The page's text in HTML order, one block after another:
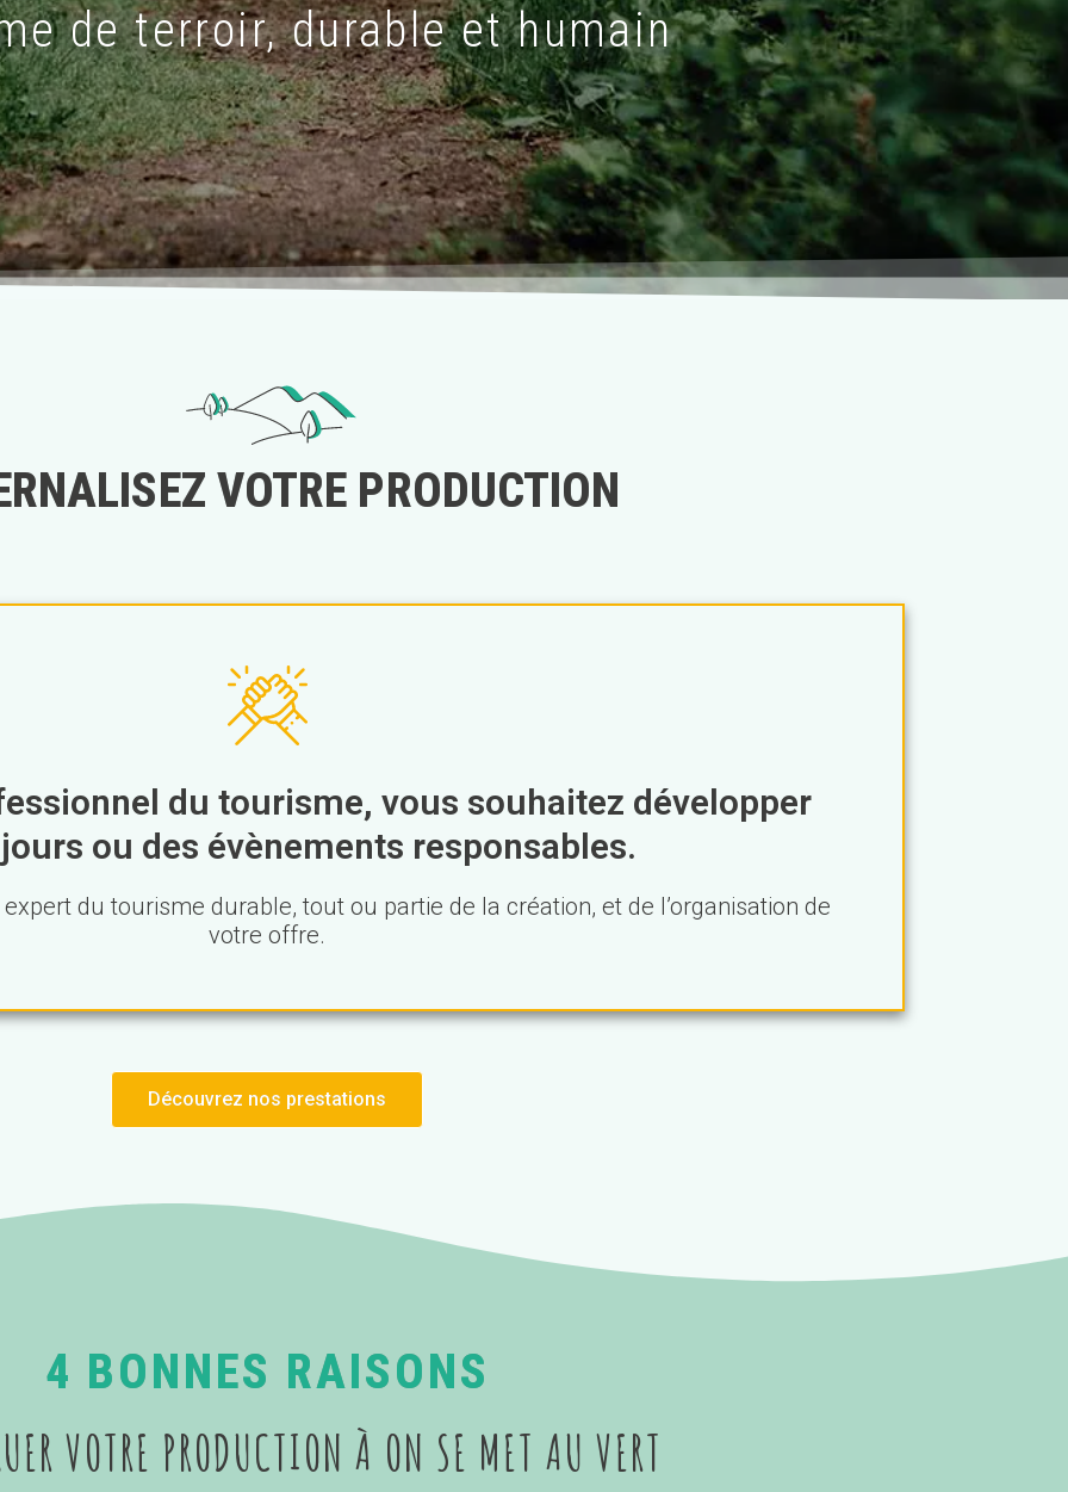
de terroir, durable et humain
VOTRE PRODUCTION
du tourisme, vous souhaitez développer
ou des évènements responsables.
du tourisme durable, tout ou partie de la création, et de l’organisation de
votre offre.
Découvrez nos prestations
4 BONNES RAISONS
VOTRE PRODUCTION À ON SE MET AU VERT